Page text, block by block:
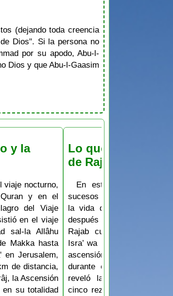
(dejando toda creencia
Dios". Si la persona no
por su apodo, Abu-l-
Dios y que Abu-l-Gaasim
y la
viaje nocturno,
y en el
del Viaje
en el viaje
sal-la Allâhu
Makka hasta
en Jerusalem,
de distancia,
la Ascensión
su totalidad
Lo que ocurrió en
de Rajab
En este mes de Rajab
sucesos muy importantes
la vida del Profeta
después de su
Rajab cuando ocurrió el
Isra’ wa l-Mi^raj, el viaje
ascensión a los cielos.
durante el mes de Rajab
reveló la obligación de
cinco rezos diarios. Y fue